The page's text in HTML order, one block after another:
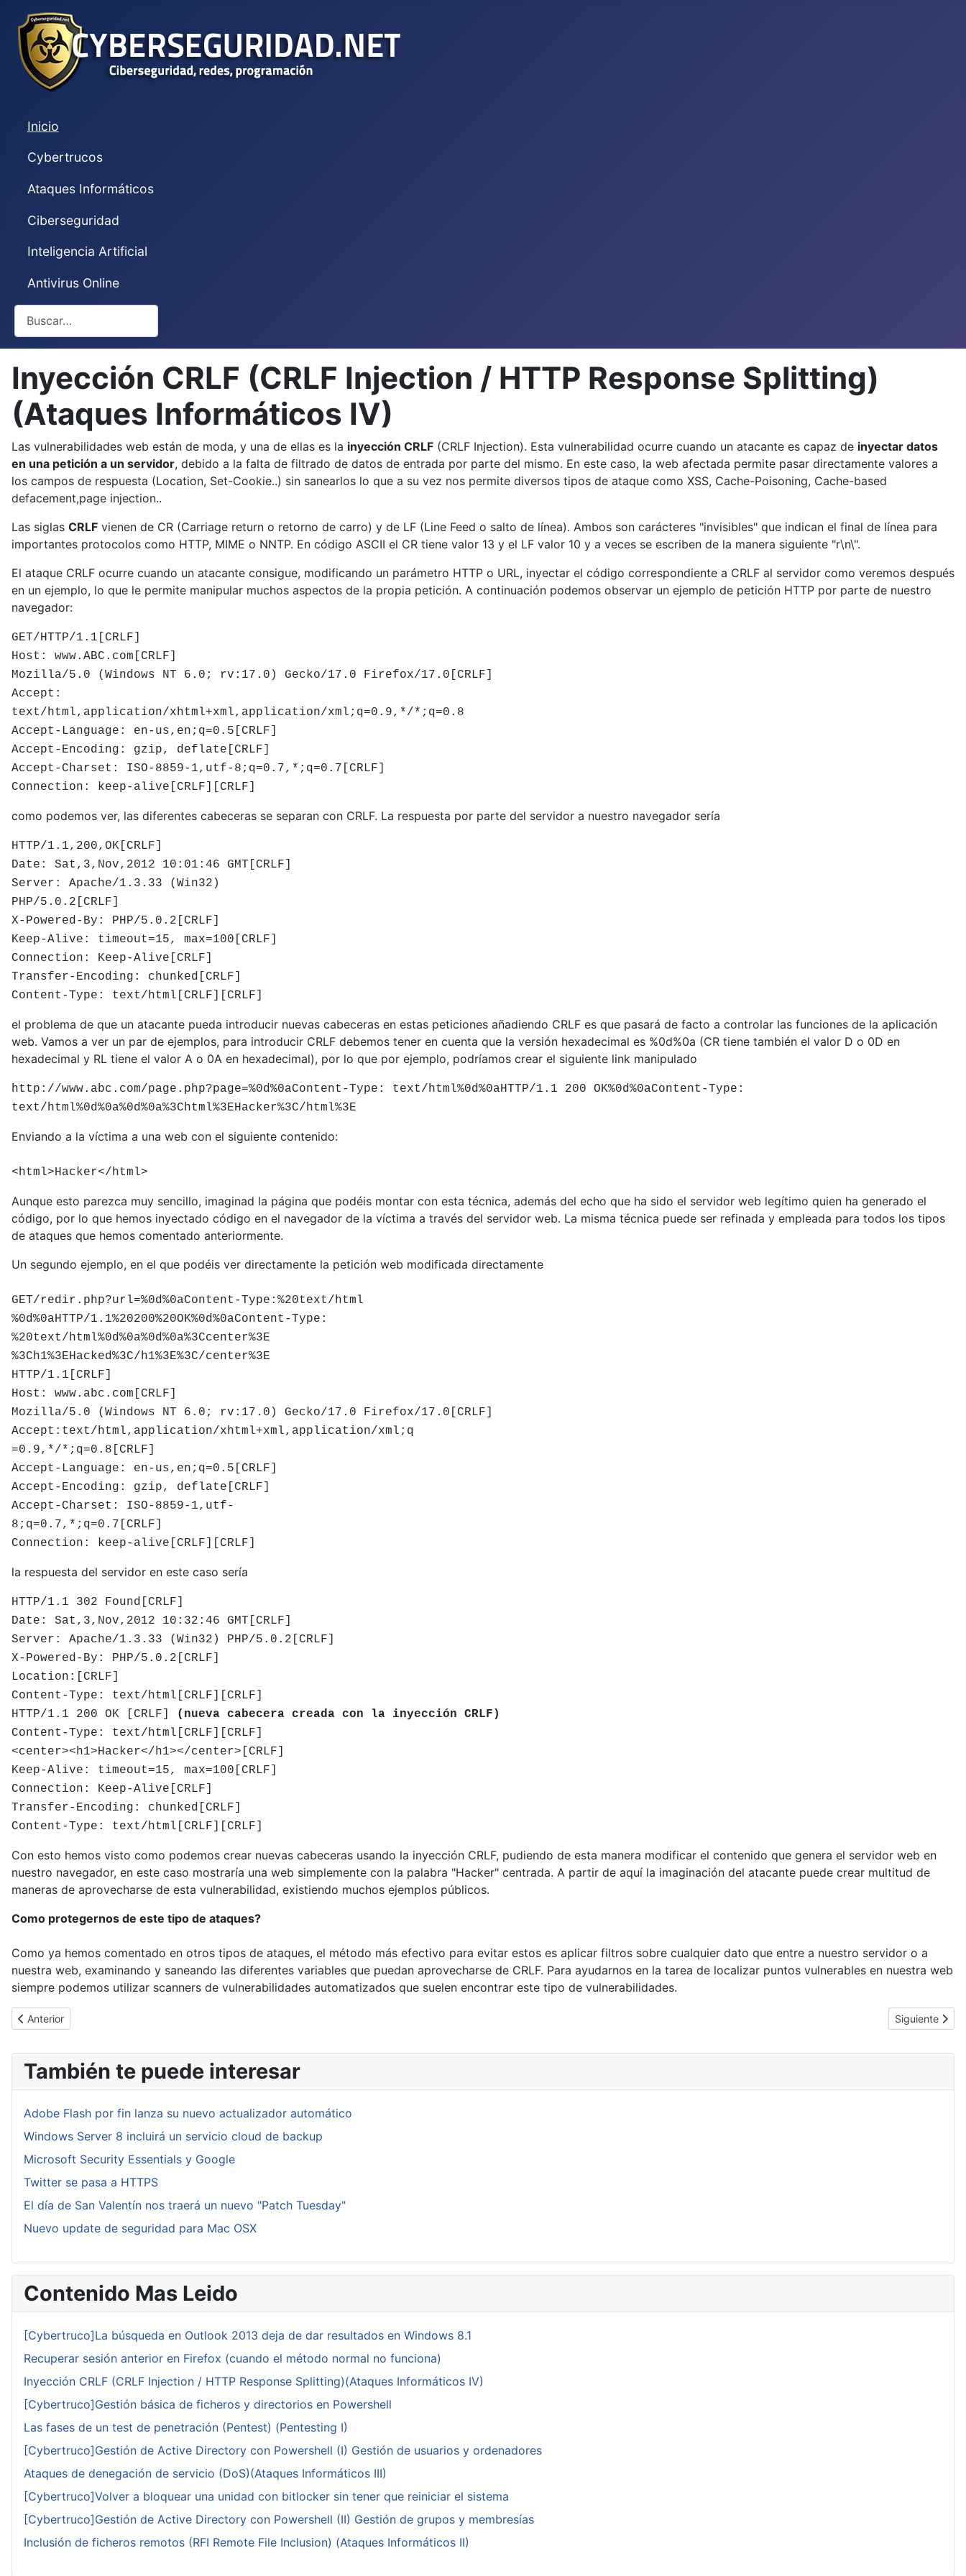
Inicio
Cybertrucos
Ataques Informáticos
Ciberseguridad
Inteligencia Artificial
Antivirus Online
Buscar
Inyección CRLF (CRLF Injection / HTTP Response Splitting)
(Ataques Informáticos IV)
Las vulnerabilidades web están de moda, y una de ellas es la inyección CRLF (CRLF Injection). Esta vulnerabilidad ocurre cuando un atacante es capaz de inyectar datos
en una petición a un servidor, debido a la falta de filtrado de datos de entrada por parte del mismo. En este caso, la web afectada permite pasar directamente valores a
los campos de respuesta (Location, Set-Cookie..) sin sanearlos lo que a su vez nos permite diversos tipos de ataque como XSS, Cache-Poisoning, Cache-based
defacement,page injection..
Las siglas CRLF vienen de CR (Carriage return o retorno de carro) y de LF (Line Feed o salto de línea). Ambos son carácteres "invisibles" que indican el final de línea para
importantes protocolos como HTTP, MIME o NNTP. En código ASCII el CR tiene valor 13 y el LF valor 10 y a veces se escriben de la manera siguiente "r\n\".
El ataque CRLF ocurre cuando un atacante consigue, modificando un parámetro HTTP o URL, inyectar el código correspondiente a CRLF al servidor como veremos después
en un ejemplo, lo que le permite manipular muchos aspectos de la propia petición. A continuación podemos observar un ejemplo de petición HTTP por parte de nuestro
navegador:
GET/HTTP/1.1[CRLF]
Host: www.ABC.com[CRLF]
Mozilla/5.0 (Windows NT 6.0; rv:17.0) Gecko/17.0 Firefox/17.0[CRLF]
Accept:
text/html,application/xhtml+xml,application/xml;q=0.9,*/*;q=0.8
Accept-Language: en-us,en;q=0.5[CRLF]
Accept-Encoding: gzip, deflate[CRLF]
Accept-Charset: ISO-8859-1,utf-8;q=0.7,*;q=0.7[CRLF]
Connection: keep-alive[CRLF][CRLF]
como podemos ver, las diferentes cabeceras se separan con CRLF. La respuesta por parte del servidor a nuestro navegador sería
HTTP/1.1,200,OK[CRLF]
Date: Sat,3,Nov,2012 10:01:46 GMT[CRLF]
Server: Apache/1.3.33 (Win32)
PHP/5.0.2[CRLF]
X-Powered-By: PHP/5.0.2[CRLF]
Keep-Alive: timeout=15, max=100[CRLF]
Connection: Keep-Alive[CRLF]
Transfer-Encoding: chunked[CRLF]
Content-Type: text/html[CRLF][CRLF]
el problema de que un atacante pueda introducir nuevas cabeceras en estas peticiones añadiendo CRLF es que pasará de facto a controlar las funciones de la aplicación
web. Vamos a ver un par de ejemplos, para introducir CRLF debemos tener en cuenta que la versión hexadecimal es %0d%0a (CR tiene también el valor D o 0D en
hexadecimal y RL tiene el valor A o 0A en hexadecimal), por lo que por ejemplo, podríamos crear el siguiente link manipulado
http://www.abc.com/page.php?page=%0d%0aContent-Type: text/html%0d%0aHTTP/1.1 200 OK%0d%0aContent-Type:
text/html%0d%0a%0d%0a%3Chtml%3EHacker%3C/html%3E
Enviando a la víctima a una web con el siguiente contenido:
<html>Hacker</html>
Aunque esto parezca muy sencillo, imaginad la página que podéis montar con esta técnica, además del echo que ha sido el servidor web legítimo quien ha generado el
código, por lo que hemos inyectado código en el navegador de la víctima a través del servidor web. La misma técnica puede ser refinada y empleada para todos los tipos
de ataques que hemos comentado anteriormente.
Un segundo ejemplo, en el que podéis ver directamente la petición web modificada directamente
GET/redir.php?url=%0d%0aContent-Type:%20text/html
%0d%0aHTTP/1.1%20200%20OK%0d%0aContent-Type:
%20text/html%0d%0a%0d%0a%3Ccenter%3E
%3Ch1%3EHacked%3C/h1%3E%3C/center%3E
HTTP/1.1[CRLF]
Host: www.abc.com[CRLF]
Mozilla/5.0 (Windows NT 6.0; rv:17.0) Gecko/17.0 Firefox/17.0[CRLF]
Accept:text/html,application/xhtml+xml,application/xml;q
=0.9,*/*;q=0.8[CRLF]
Accept-Language: en-us,en;q=0.5[CRLF]
Accept-Encoding: gzip, deflate[CRLF]
Accept-Charset: ISO-8859-1,utf-
8;q=0.7,*;q=0.7[CRLF]
Connection: keep-alive[CRLF][CRLF]
la respuesta del servidor en este caso sería
HTTP/1.1 302 Found[CRLF]
Date: Sat,3,Nov,2012 10:32:46 GMT [CRLF]
Server: Apache/1.3.33 (Win32) PHP/5.0.2[CRLF]
X-Powered-By: PHP/5.0.2[CRLF]
Location:[CRLF]
Content-Type: text/html[CRLF][CRLF]
HTTP/1.1 200 OK [CRLF]
(nueva cabecera creada con la inyección CRLF)
Content-Type: text/html[CRLF][CRLF]
<center><h1>Hacker</h1></center>[CRLF]
Keep-Alive: timeout=15, max=100[CRLF]
Connection: Keep-Alive[CRLF]
Transfer-Encoding: chunked[CRLF]
Content-Type: text/html[CRLF][CRLF]
Con esto hemos visto como podemos crear nuevas cabeceras usando la inyección CRLF, pudiendo de esta manera modificar el contenido que genera el servidor web en
nuestro navegador, en este caso mostraría una web simplemente con la palabra "Hacker" centrada. A partir de aquí la imaginación del atacante puede crear multitud de
maneras de aprovecharse de esta vulnerabilidad, existiendo muchos ejemplos públicos.
Como protegernos de este tipo de ataques?
Como ya hemos comentado en otros tipos de ataques, el método más efectivo para evitar estos es aplicar filtros sobre cualquier dato que entre a nuestro servidor o a
nuestra web, examinando y saneando las diferentes variables que puedan aprovecharse de CRLF. Para ayudarnos en la tarea de localizar puntos vulnerables en nuestra web
siempre podemos utilizar scanners de vulnerabilidades automatizados que suelen encontrar este tipo de vulnerabilidades.
Artículo anterior: El Top 10 de vulnerabilidades según Kaspersky
Anterior Artículo
Siguiente
También te puede interesar
Adobe Flash por fin lanza su nuevo actualizador automático
Windows Server 8 incluirá un servicio cloud de backup
Microsoft Security Essentials y Google
Twitter se pasa a HTTPS
El día de San Valentín nos traerá un nuevo "Patch Tuesday"
Nuevo update de seguridad para Mac OSX
Contenido Mas Leido
[Cybertruco]La búsqueda en Outlook 2013 deja de dar resultados en Windows 8.1
Recuperar sesión anterior en Firefox (cuando el método normal no funciona)
Inyección CRLF (CRLF Injection / HTTP Response Splitting)(Ataques Informáticos IV)
[Cybertruco]Gestión básica de ficheros y directorios en Powershell
Las fases de un test de penetración (Pentest) (Pentesting I)
[Cybertruco]Gestión de Active Directory con Powershell (I) Gestión de usuarios y ordenadores
Ataques de denegación de servicio (DoS)(Ataques Informáticos III)
[Cybertruco]Volver a bloquear una unidad con bitlocker sin tener que reiniciar el sistema
[Cybertruco]Gestión de Active Directory con Powershell (II) Gestión de grupos y membresías
Inclusión de ficheros remotos (RFI Remote File Inclusion) (Ataques Informáticos II)